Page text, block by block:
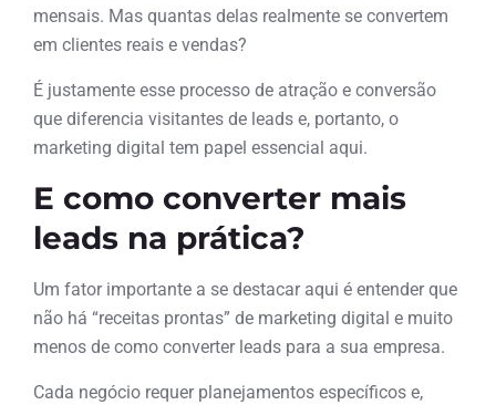
mensais. Mas quantas delas realmente se convertem
em clientes reais e vendas?
É justamente esse processo de atração e conversão
que diferencia visitantes de leads e, portanto, o
marketing digital tem papel essencial aqui.
E como converter mais
leads na prática?
Um fator importante a se destacar aqui é entender que
não há “receitas prontas” de marketing digital e muito
menos de como converter leads para a sua empresa.
Cada negócio requer planejamentos específicos e,